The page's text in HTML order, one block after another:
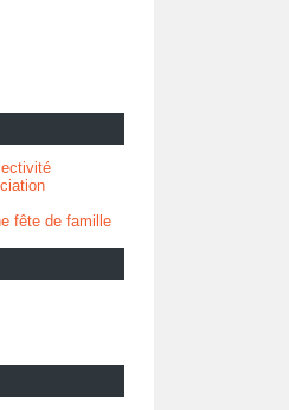
fête de famille